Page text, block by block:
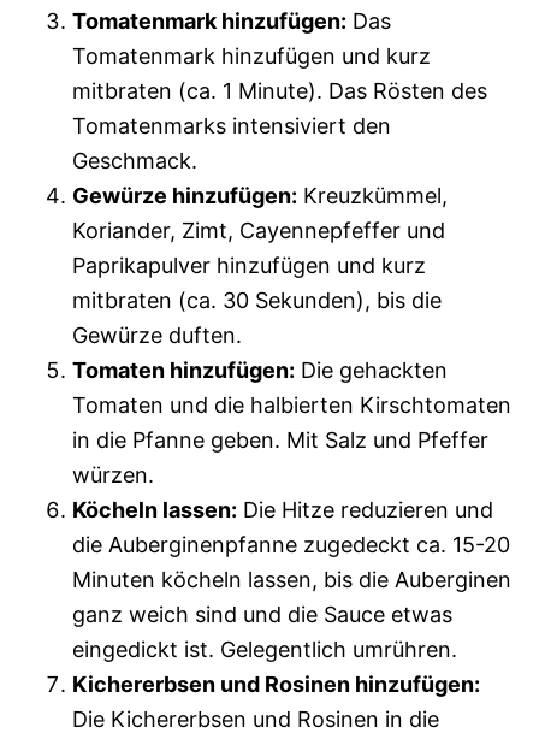
Tomatenmark hinzufügen: Das
Tomatenmark hinzufügen und kurz
mitbraten (ca. 1 Minute). Das Rösten des
Tomatenmarks intensiviert den
Geschmack.
Gewürze hinzufügen: Kreuzkümmel,
Koriander, Zimt, Cayennepfeffer und
Paprikapulver hinzufügen und kurz
mitbraten (ca. 30 Sekunden), bis die
Gewürze duften.
Tomaten hinzufügen: Die gehackten
Tomaten und die halbierten Kirschtomaten
in die Pfanne geben. Mit Salz und Pfeffer
würzen.
Köcheln lassen: Die Hitze reduzieren und
die Auberginenpfanne zugedeckt ca. 15-20
Minuten köcheln lassen, bis die Auberginen
ganz weich sind und die Sauce etwas
eingedickt ist. Gelegentlich umrühren.
Kichererbsen und Rosinen hinzufügen:
Die Kichererbsen und Rosinen in die